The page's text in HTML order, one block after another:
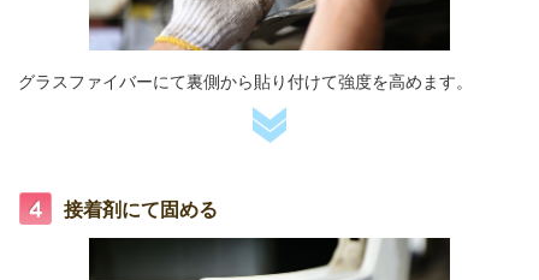
グラスファイバーにて裏側から貼り付けて強度を高めます。
接着剤にて固める